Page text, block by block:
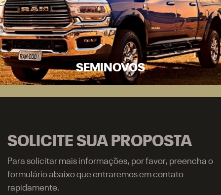
SEMINOVOS
SOLICITE SUA PROPOSTA
Para solicitar mais informações, por favor, preencha o
formulário abaixo que entraremos em contato
rapidamente.